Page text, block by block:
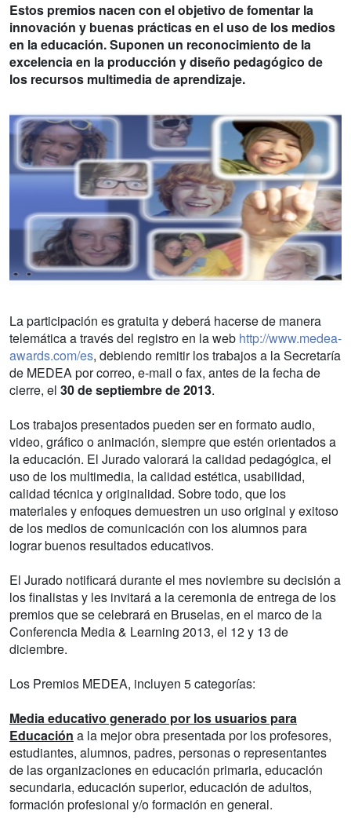
Estos premios nacen con el objetivo de fomentar la
innovación y buenas prácticas en el uso de los medios
en la educación. Suponen un reconocimiento de la
excelencia en la producción y diseño pedagógico de
los recursos multimedia de aprendizaje.
La participación es gratuita y deberá hacerse de manera
telemática a través del registro en la web http://www.medea-
awards.com/es, debiendo remitir los trabajos a la Secretaría
de MEDEA por correo, e-mail o fax, antes de la fecha de
cierre, el 30 de septiembre de 2013.
Los trabajos presentados pueden ser en formato audio,
video, gráfico o animación, siempre que estén orientados a
la educación. El Jurado valorará la calidad pedagógica, el
uso de los multimedia, la calidad estética, usabilidad,
calidad técnica y originalidad. Sobre todo, que los
materiales y enfoques demuestren un uso original y exitoso
de los medios de comunicación con los alumnos para
lograr buenos resultados educativos.
El Jurado notificará durante el mes noviembre su decisión a
los finalistas y les invitará a la ceremonia de entrega de los
premios que se celebrará en Bruselas, en el marco de la
Conferencia Media & Learning 2013, el 12 y 13 de
diciembre.
Los Premios MEDEA, incluyen 5 categorías:
Media educativo generado por los usuarios para
Educación a la mejor obra presentada por los profesores,
estudiantes, alumnos, padres, personas o representantes
de las organizaciones en educación primaria, educación
secundaria, educación superior, educación de adultos,
formación profesional y/o formación en general.